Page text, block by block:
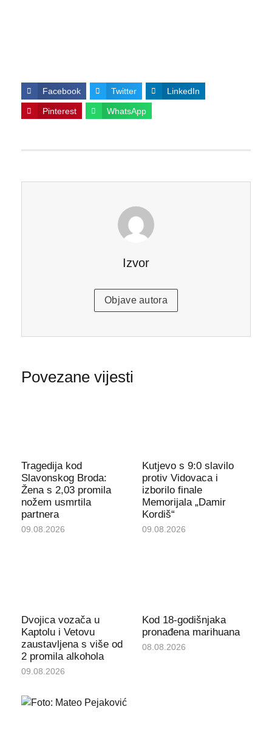
Facebook Twitter LinkedIn
Pinterest WhatsApp
Izvor
Objave autora
Povezane vijesti
Tragedija kod
Slavonskog Broda:
Žena s 2,03 promila
nožem usmrtila
partnera
09.08.2026
Kutjevo s 9:0 slavilo
protiv Vidovaca i
izborilo finale
Memorijala „Damir
Kordiš“
09.08.2026
Dvojica vozača u
Kaptolu i Vetovu
zaustavljena s više od
2 promila alkohola
09.08.2026
Kod 18-godišnjaka
pronađena marihuana
08.08.2026